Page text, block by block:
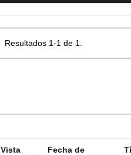
Resultados 1-1 de 1.
Vista
Fecha de